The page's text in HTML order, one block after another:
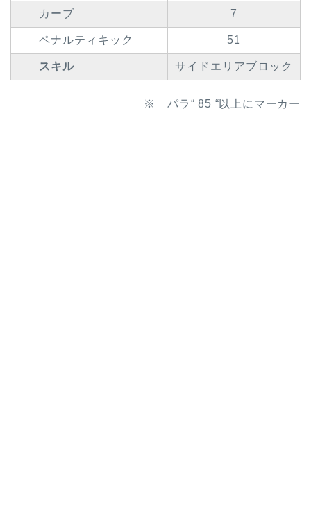
カーブ 7
ペナルティキック 51
スキル サイドエリアブロック
※ パラ“ 85 “以上にマーカー